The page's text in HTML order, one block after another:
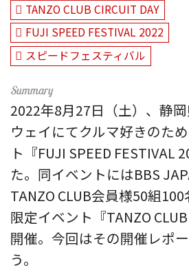
TANZO CLUB CIRCUIT DAY
FUJI SPEED FESTIVAL 2022
スピードフェスティバル
2022年8月27日（土）、静
ウェイにてクルマ好きのた
ト『FUJI SPEED FESTIVAL
た。同イベントにはBBS
TANZO CLUB会員様50組
限定イベント『TANZO
開催。今回はその開催レポ
う。